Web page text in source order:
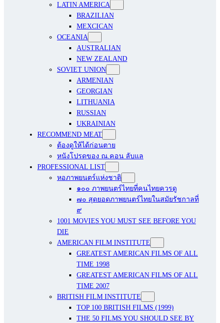
LATIN AMERICA
BRAZILIAN
MEXCICAN
OCEANIA
AUSTRALIAN
NEW ZEALAND
SOVIET UNION
ARMENIAN
GEORGIAN
LITHUANIA
RUSSIAN
UKRAINIAN
RECOMMEND MEAT
ต้องดูให้ได้ก่อนตาย
หนังโปรดของ ณ.คอน ลับแล
PROFESSIONAL LIST
หอภาพยนตร์แห่งชาติ
๑๐๐ ภาพยนตร์ไทยที่คนไทยควรดู
๗๐ สุดยอดภาพยนตร์ไทยในสมัยรัชกาลที่
๙
1001 MOVIES YOU MUST SEE BEFORE YOU
DIE
AMERICAN FILM INSTITUTE
GREATEST AMERICAN FILMS OF ALL
TIME 1998
GREATEST AMERICAN FILMS OF ALL
TIME 2007
BRITISH FILM INSTITUTE
TOP 100 BRITISH FILMS (1999)
THE 50 FILMS YOU SHOULD SEE BY